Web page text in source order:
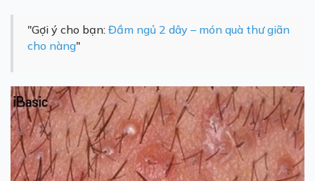
"Gợi ý cho bạn: Đầm ngủ 2 dây – món quà thư giãn
cho nàng"